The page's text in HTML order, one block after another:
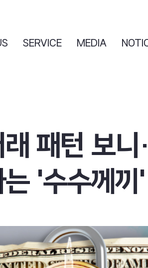
SERVICE MEDIA
패턴 보
'수수께끼'